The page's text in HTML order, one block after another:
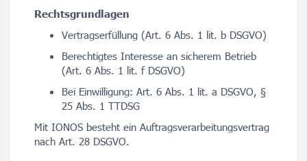
Rechtsgrundlagen
Vertragserfüllung (Art. 6 Abs. 1 lit. b DSGVO)
Berechtigtes Interesse an sicherem Betrieb
(Art. 6 Abs. 1 lit. f DSGVO)
Bei Einwilligung: Art. 6 Abs. 1 lit. a DSGVO, §
25 Abs. 1 TTDSG
Mit IONOS besteht ein Auftragsverarbeitungsvertrag
nach Art. 28 DSGVO.